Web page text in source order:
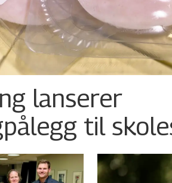
lanserer
til